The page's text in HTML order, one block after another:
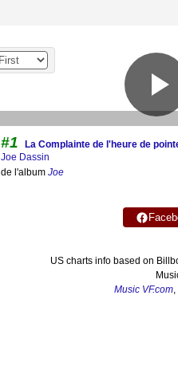
#1
La Complainte de l'heure de
Joe Dassin
de l'album Joe
US charts info based on
Music VF.com